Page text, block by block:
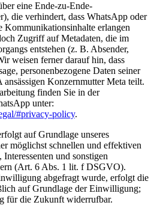
eine Ende-zu-Ende-
die verhindert, dass WhatsApp oder
erlangen
Zugriff auf Metadaten, die im
entstehen (z. B. Absender,
weisen ferner darauf hin, dass
personenbezogene Daten seiner
Konzernmutter Meta teilt.
finden Sie in der
unter:
#privacy-policy.
auf Grundlage unseres
möglichst schnellen und effektiven
und sonstigen
(Art. 6 Abs. 1 lit. f DSGVO).
abgefragt wurde, erfolgt die
auf Grundlage der Einwilligung;
für die Zukunft widerrufbar.